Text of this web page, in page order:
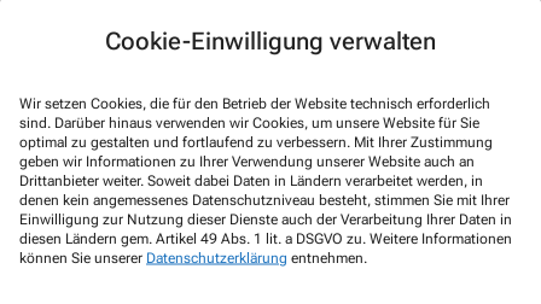
Cookie-Einwilligung verwalten
Wir setzen Cookies, die für den Betrieb der Website technisch erforderlich
sind. Darüber hinaus verwenden wir Cookies, um unsere Website für Sie
optimal zu gestalten und fortlaufend zu verbessern. Mit Ihrer Zustimmung
geben wir Informationen zu Ihrer Verwendung unserer Website auch an
Drittanbieter weiter. Soweit dabei Daten in Ländern verarbeitet werden, in
denen kein angemessenes Datenschutzniveau besteht, stimmen Sie mit Ihrer
Einwilligung zur Nutzung dieser Dienste auch der Verarbeitung Ihrer Daten in
diesen Ländern gem. Artikel 49 Abs. 1 lit. a DSGVO zu. Weitere Informationen
können Sie unserer Datenschutzerklärung entnehmen.
Im Moment haben wir keine Aktionen oder Angebote.
Bitte schauen Sie später wieder vorbei!